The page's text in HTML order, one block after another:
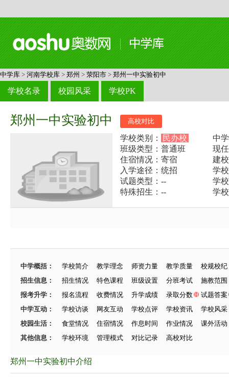
中学库 > 河南学校库 > 郑州 > 荥阳市 > 郑州一中实验初中
学校名录 校园风采 学校PK
郑州一中实验初中 高校对比
学校类别： 民办校
中
班级类型：普通班
现
住宿情况：寄宿
建
入学途径：统招
学
试题类型：--
学
特殊招生：--
学
中学概括： 学校简介 教学理念 师资力量 教学质量
校规校纪
招生信息：
招生情况 特色课程 班级设置 分班考试
施教范围
报考升学：
报名流程 收费情况 升学成绩 录取分数
试题答案
中学互动：
学校访谈 网友互动 学校点评 学校资讯
学校风采
校园生活：
食堂情况 住宿情况 作息时间 作业情况
课外活动
其他信息：
学校环境 管理模式 对比记录 高校对比
郑州一中实验初中介绍